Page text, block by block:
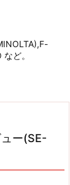
ど。
ー(SE-